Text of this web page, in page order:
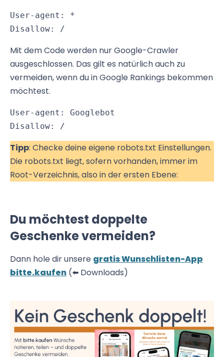
User-agent: *
Disallow: /
Mit dem Code werden nur Google-Crawler
ausgeschlossen. Das gilt es natürlich auch zu
vermeiden, wenn du in Google Rankings bekommen
möchtest.
User-agent: Googlebot
Disallow: /
Tipp: Checke deine eigene robots.txt Einstellungen.
Die robots.txt liegt, sofern vorhanden, immer im
Root-Verzeichnis, also in der ersten Ebene:
Du möchtest doppelte
Geschenke vermeiden?
Dann hole dir unsere gratis Wunschlisten-App
bitte.kaufen (⬅️ Downloads)